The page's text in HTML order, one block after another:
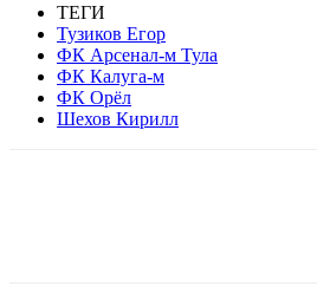
ТЕГИ
Тузиков Егор
ФК Арсенал-м Тула
ФК Калуга-м
ФК Орёл
Шехов Кирилл